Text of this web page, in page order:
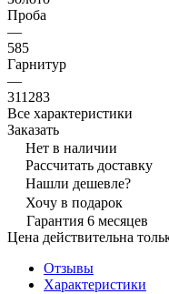
Проба
—
585
Гарнитур
—
311283
Все характеристики
Заказать
Нет в наличии
Рассчитать доставку
Нашли дешевле?
Хочу в подарок
Гарантия 6 месяцев
Цена действительна
Отзывы
Характеристики